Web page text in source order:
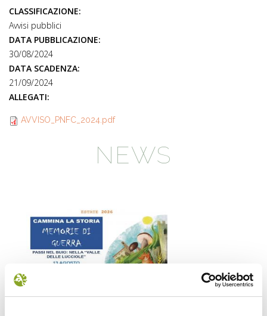
CLASSIFICAZIONE:
Avvisi pubblici
DATA PUBBLICAZIONE:
30/08/2024
DATA SCADENZA:
21/09/2024
ALLEGATI:
AVVISO_PNFC_2024.pdf
NEWS